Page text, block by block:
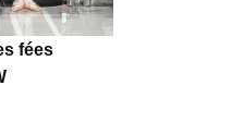
fées